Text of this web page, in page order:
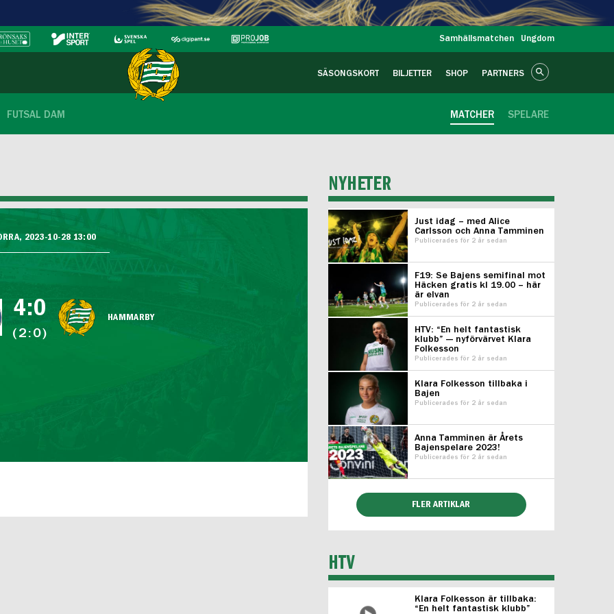
Samhällsmatchen Ungdom
SÄSONGSKORT BILJETTER SHOP PARTNERS
FUTSAL DAM SPELARE
MATCHER
2023-10-28 13:00
4:0
(2:0)
HAMMARBY
NYHETER
Just idag – med Alice
Carlsson och Anna Tamminen
Publicerades för 2 år sedan
F19: Se Bajens semifinal mot
Häcken gratis kl 19.00 – här
är elvan
Publicerades för 2 år sedan
HTV: “En helt fantastisk
klubb” — nyförvärvet Klara
Folkesson
Publicerades för 2 år sedan
Klara Folkesson tillbaka i
Bajen
Publicerades för 2 år sedan
Anna Tamminen är Årets
Bajenspelare 2023!
Publicerades för 2 år sedan
FLER ARTIKLAR
HTV
Klara Folkesson är tillbaka:
“En helt fantastisk klubb”